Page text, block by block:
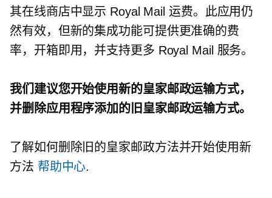
其在线商店中显示 Royal Mail 运费。此应用仍
然有效，但新的集成功能可提供更准确的费
率，开箱即用，并支持更多 Royal Mail 服务。
我们建议您开始使用新的皇家邮政运输方式，
并删除应用程序添加的旧皇家邮政运输方式。
了解如何删除旧的皇家邮政方法并开始使用新
方法 帮助中心.